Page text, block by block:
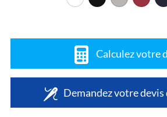
Calculez votre
Demandez votre